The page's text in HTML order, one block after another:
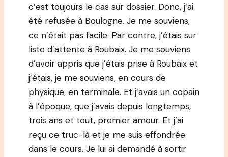
c’est toujours le cas sur dossier. Donc, j’ai
été refusée à Boulogne. Je me souviens,
ce n’était pas facile. Par contre, j’étais sur
liste d’attente à Roubaix. Je me souviens
d’avoir appris que j’étais prise à Roubaix et
j’étais, je me souviens, en cours de
physique, en terminale. Et j’avais un copain
à l’époque, que j’avais depuis longtemps,
trois ans et tout, premier amour. Et j’ai
reçu ce truc-là et je me suis effondrée
dans le cours. Je lui ai demandé à sortir